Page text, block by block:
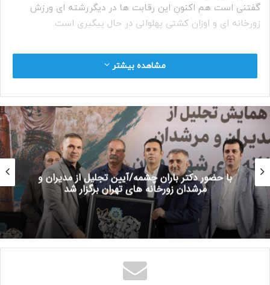
گفتنی است هم اکنون این رقابت ها در دیگررشته ای ورزش
زورخانه ای و اوزان کشتی پهلوانی در حال پیگیری است.
مشاهده بیشتر
با حضور دکتر باران چشمه/آیین تجلیل از مدیران و
مرشدان زورخانه های تهران برگزار شد